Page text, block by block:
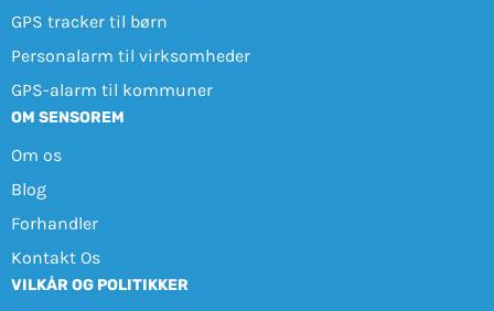
GPS tracker til børn
Personalarm til virksomheder
GPS-alarm til kommuner
OM SENSOREM
Om os
Blog
Forhandler
Kontakt Os
VILKÅR OG POLITIKKER